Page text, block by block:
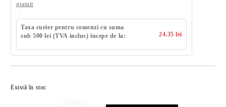
gratuit
Taxa curier pentru comenzi cu suma
sub 500 lei (TVA inclus) incepe de la:
24.35 lei
Există în stoc